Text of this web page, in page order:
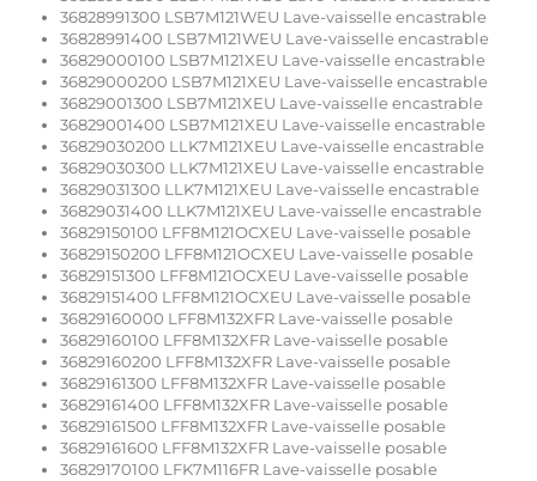
36828991300 LSB7M121WEU Lave-vaisselle encastrable
36828991400 LSB7M121WEU Lave-vaisselle encastrable
36829000100 LSB7M121XEU Lave-vaisselle encastrable
36829000200 LSB7M121XEU Lave-vaisselle encastrable
36829001300 LSB7M121XEU Lave-vaisselle encastrable
36829001400 LSB7M121XEU Lave-vaisselle encastrable
36829030200 LLK7M121XEU Lave-vaisselle encastrable
36829030300 LLK7M121XEU Lave-vaisselle encastrable
36829031300 LLK7M121XEU Lave-vaisselle encastrable
36829031400 LLK7M121XEU Lave-vaisselle encastrable
36829150100 LFF8M121OCXEU Lave-vaisselle posable
36829150200 LFF8M121OCXEU Lave-vaisselle posable
36829151300 LFF8M121OCXEU Lave-vaisselle posable
36829151400 LFF8M121OCXEU Lave-vaisselle posable
36829160000 LFF8M132XFR Lave-vaisselle posable
36829160100 LFF8M132XFR Lave-vaisselle posable
36829160200 LFF8M132XFR Lave-vaisselle posable
36829161300 LFF8M132XFR Lave-vaisselle posable
36829161400 LFF8M132XFR Lave-vaisselle posable
36829161500 LFF8M132XFR Lave-vaisselle posable
36829161600 LFF8M132XFR Lave-vaisselle posable
36829170100 LFK7M116FR Lave-vaisselle posable